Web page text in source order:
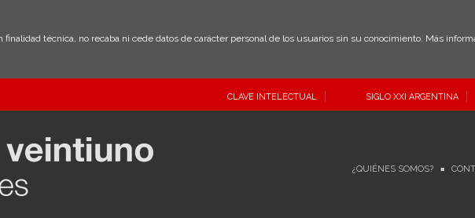
técnica, no recaba ni cede datos de carácter personal de los usuarios sin su conocimiento. Más
CLAVE INTELECTUAL SIGLO XXI ARGENTINA
¿QUIÉNES SOMOS?